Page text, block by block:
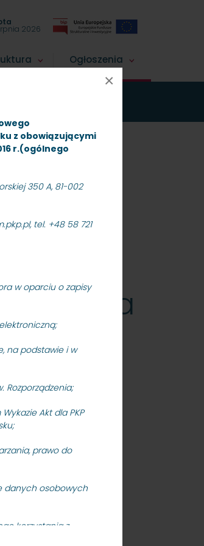
z obowiązującymi
r.(ogólnego
350 A, 81-002
tel. +48 58 721
w oparciu o zapisy
na podstawie i w
Akt dla PKP
prawo do
danych osobowych
korzystania z
×
2026
Ogłoszenia
Gdynia